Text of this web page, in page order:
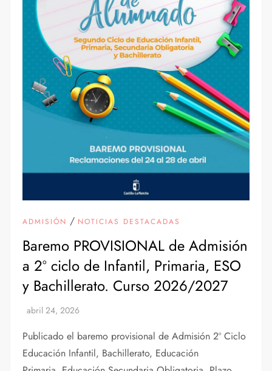
ADMISIÓN / NOTICIAS DESTACADAS
Baremo PROVISIONAL de Admisión
a 2º ciclo de Infantil, Primaria, ESO
y Bachillerato. Curso 2026/2027
Publicado el baremo provisional de Admisión 2º Ciclo
Educación Infantil, Bachillerato, Educación